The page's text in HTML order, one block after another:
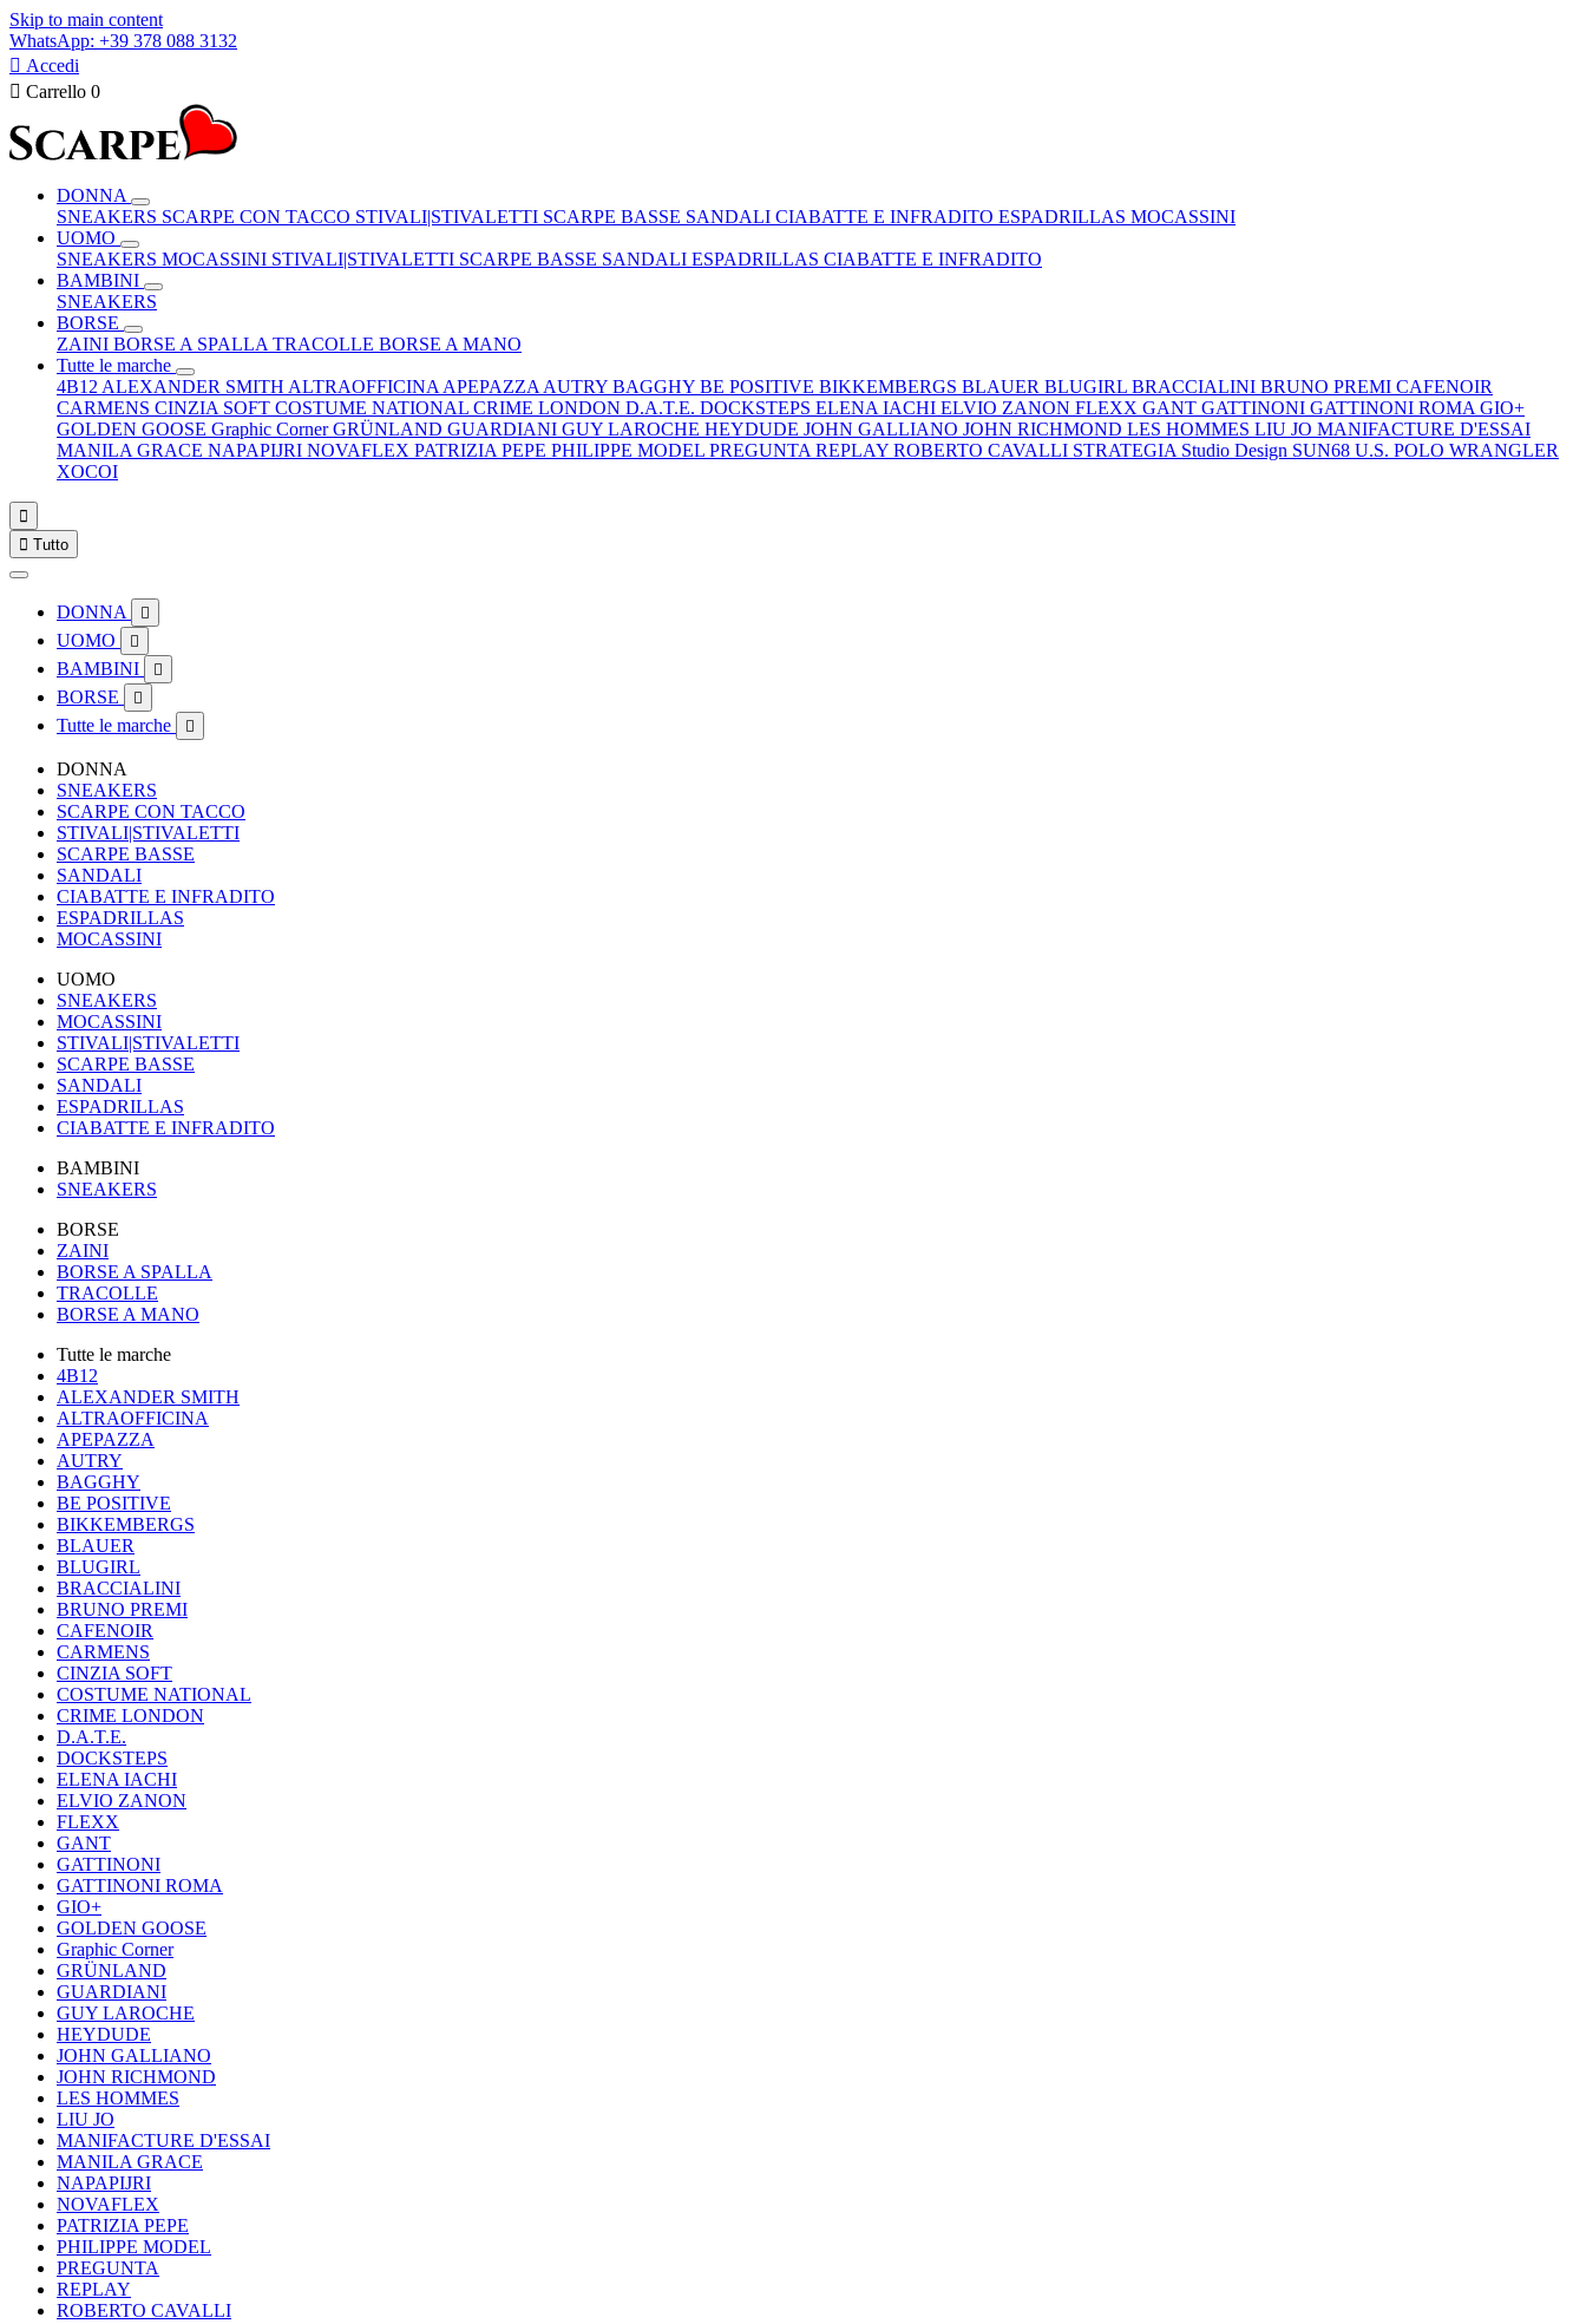
Skip to main content
WhatsApp: +39 378 088 3132
 Accedi
 Carrello 0
DONNA
SNEAKERS SCARPE CON TACCO STIVALI|STIVALETTI SCARPE BASSE SANDALI CIABATTE E INFRADITO ESPADRILLAS MOCASSINI
UOMO
SNEAKERS MOCASSINI STIVALI|STIVALETTI SCARPE BASSE SANDALI ESPADRILLAS CIABATTE E INFRADITO
BAMBINI
SNEAKERS
BORSE
ZAINI BORSE A SPALLA TRACOLLE BORSE A MANO
Tutte le marche
4B12 ALEXANDER SMITH ALTRAOFFICINA APEPAZZA AUTRY BAGGHY BE POSITIVE BIKKEMBERGS BLAUER BLUGIRL BRACCIALINI BRUNO PREMI CAFENOIR
CARMENS CINZIA SOFT COSTUME NATIONAL CRIME LONDON D.A.T.E. DOCKSTEPS ELENA IACHI ELVIO ZANON FLEXX GANT GATTINONI GATTINONI ROMA GIO+
GOLDEN GOOSE Graphic CornerGRÜNLAND GUARDIANI GUY LAROCHE HEYDUDE JOHN GALLIANO JOHN RICHMOND LES HOMMES LIU JO MANIFACTURE D'ESSAI
MANILA GRACE NAPAPIJRI NOVAFLEX PATRIZIA PEPE PHILIPPE MODEL PREGUNTA REPLAY ROBERTO CAVALLI STRATEGIA Studio Design SUN68 U.S. POLO WRANGLER
XOCOI

 Tutto
DONNA 
UOMO 
BAMBINI 
BORSE 
Tutte le marche 
DONNA
SNEAKERS
SCARPE CON TACCO
STIVALI|STIVALETTI
SCARPE BASSE
SANDALI
CIABATTE E INFRADITO
ESPADRILLAS
MOCASSINI
UOMO
SNEAKERS
MOCASSINI
STIVALI|STIVALETTI
SCARPE BASSE
SANDALI
ESPADRILLAS
CIABATTE E INFRADITO
BAMBINI
SNEAKERS
BORSE
ZAINI
BORSE A SPALLA
TRACOLLE
BORSE A MANO
Tutte le marche
4B12
ALEXANDER SMITH
ALTRAOFFICINA
APEPAZZA
AUTRY
BAGGHY
BE POSITIVE
BIKKEMBERGS
BLAUER
BLUGIRL
BRACCIALINI
BRUNO PREMI
CAFENOIR
CARMENS
CINZIA SOFT
COSTUME NATIONAL
CRIME LONDON
D.A.T.E.
DOCKSTEPS
ELENA IACHI
ELVIO ZANON
FLEXX
GANT
GATTINONI
GATTINONI ROMA
GIO+
GOLDEN GOOSE
Graphic Corner
GRÜNLAND
GUARDIANI
GUY LAROCHE
HEYDUDE
JOHN GALLIANO
JOHN RICHMOND
LES HOMMES
LIU JO
MANIFACTURE D'ESSAI
MANILA GRACE
NAPAPIJRI
NOVAFLEX
PATRIZIA PEPE
PHILIPPE MODEL
PREGUNTA
REPLAY
ROBERTO CAVALLI